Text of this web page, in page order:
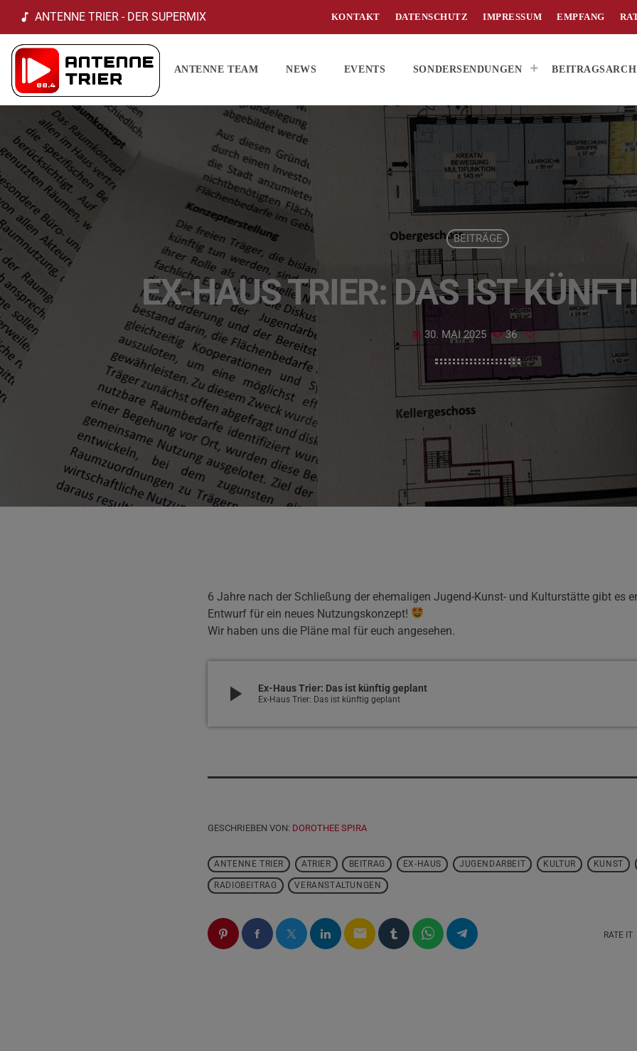
music_note ANTENNE TRIER - DER SUPERMIX KONTAKT DATENSCHUTZ IMPRESSUM EMPFANG
ANTENNE TEAM NEWS EVENTS SONDERSENDUNGEN
BEITRÄGE
EX-HAUS TRIER: DAS IST
today 30. MAI 2025 36
6 Jahre nach der Schließung der ehemaligen Jugend-Kunst- und Kulturstätte gibt es
Entwurf für ein neues Nutzungskonzept!
Wir haben uns die Pläne mal für euch angesehen.
play_arrow Ex-Haus Trier: Das ist künftig geplant
Ex-Haus Trier: Das ist künftig geplant
GESCHRIEBEN VON: DOROTHEE SPIRA
ANTENNE TRIER ATRIER BEITRAG EX-HAUS JUGENDARBEIT KULTUR KUNST
RADIOBEITRAG VERANSTALTUNGEN
email RATE IT